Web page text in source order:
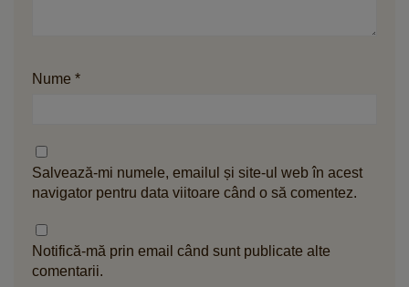
Nume *
Salvează-mi numele, emailul și site-ul web în acest
navigator pentru data viitoare când o să comentez.
Notifică-mă prin email când sunt publicate alte
comentarii.